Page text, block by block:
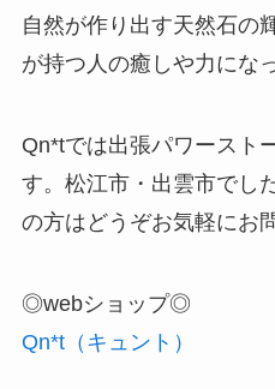
自然が作り出す天然石の
が持つ人の癒しや力にな
Qn*tでは出張パワースト
す。松江市・出雲市でし
の方はどうぞお気軽にお
◎webショップ◎
Qn*t（キュント）